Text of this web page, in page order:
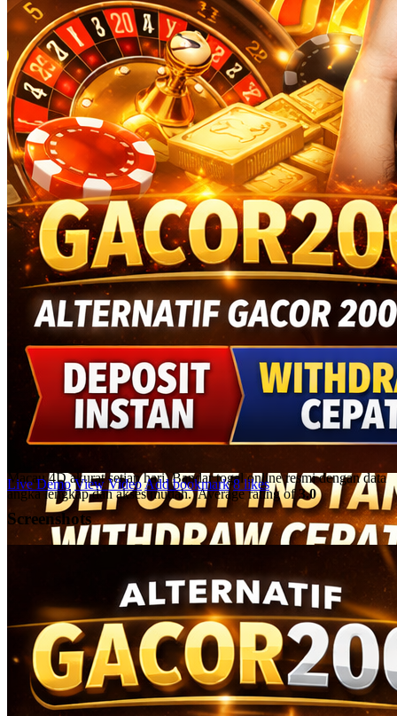
GACOR200 Prediksi Akurat
Situs Toto Macau 4D & Bandar
Togel Online Resmi Terbaik
Gabung di GACOR200 untuk mendapatkan prediksi situs Toto
Macau 4D akurat setiap hari. Bandar togel online resmi dengan data
angka lengkap dan akses mudah. Average rating of3.0
Live Demo View VideoAdd bookmark 8 likes
Screenshots